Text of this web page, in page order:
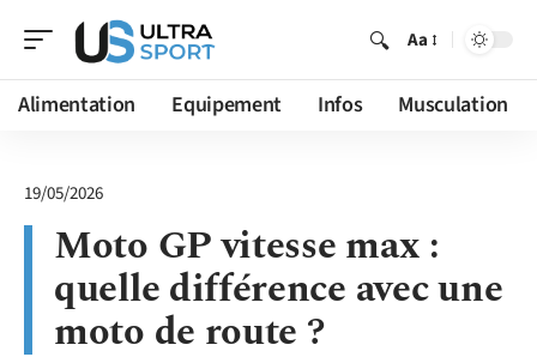
Aa
Alimentation Equipement Infos Musculation
19/05/2026
Moto GP vitesse max :
quelle différence avec une
moto de route ?